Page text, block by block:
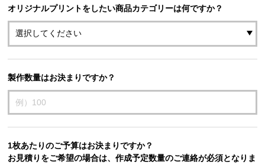
オリジナルプリントをしたい商品カテゴリーは何ですか？
製作数量はお決まりですか？
1枚あたりのご予算はお決まりですか？
お見積りをご希望の場合は、作成予定数量のご連絡が必須となりま